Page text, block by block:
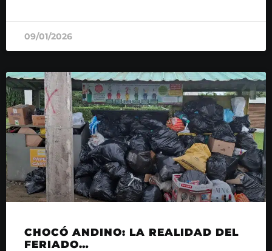
09/01/2026
CHOCÓ ANDINO: LA REALIDAD DEL
FERIADO…